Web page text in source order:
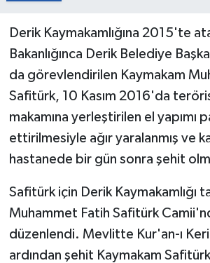
Derik Kaymakamlığına 2015'te
Bakanlığınca Derik Belediye
da görevlendirilen Kaymakam
Safitürk, 10 Kasım 2016'da
makamına yerleştirilen el yapımı
ettirilmesiyle ağır yaralanmış ve
hastanede bir gün sonra şehit
Safitürk için Derik Kaymakamlığı
Muhammet Fatih Safitürk
düzenlendi. Mevlitte Kur'an-ı
ardından şehit Kaymakam